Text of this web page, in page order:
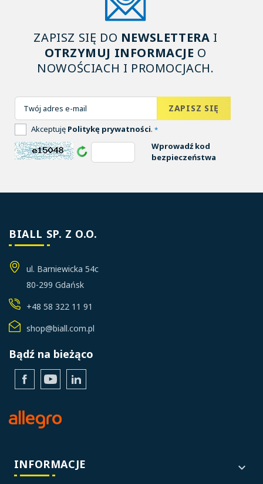
ZAPISZ SIĘ DO NEWSLETTERA I
OTRZYMUJ INFORMACJE O
NOWOŚCIACH I PROMOCJACH.
Akceptuję Politykę prywatności. *
Wprowadź kod
bezpieczeństwa
BIALL SP. Z O.O.
ul. Barniewicka 54c
80-299 Gdańsk
+48 58 322 11 91
shop@biall.com.pl
Bądź na bieżąco
FacebookYouTubeLinkedIn
INFORMACJE 